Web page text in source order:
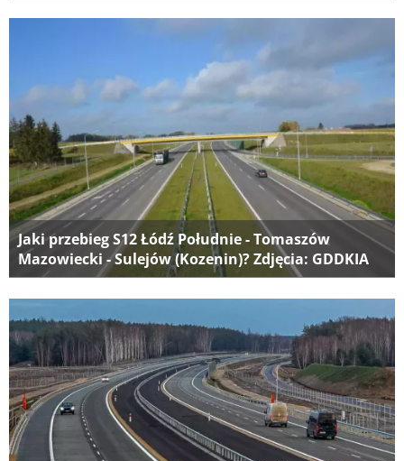
Jaki przebieg S12 Łódź Południe - Tomaszów
Mazowiecki - Sulejów (Kozenin)? Zdjęcia: GDDKIA